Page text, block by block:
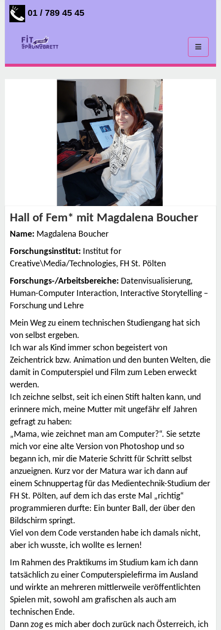
01 / 789 45 45
Toggle
Hall of Fem* mit Magdalena Boucher
Name: Magdalena Boucher
Forschungsinstitut: Institut for
Creative\Media/Technologies, FH St. Pölten
Forschungs-/Arbeitsbereiche: Datenvisualisierung,
Human-Computer Interaction, Interactive Storytelling –
Forschung und Lehre
Mein Weg zu einem technischen Studiengang hat sich
von selbst ergeben.
Ich war als Kind immer schon begeistert von
Zeichentrick bzw. Animation und den bunten Welten, die
damit in Computerspiel und Film zum Leben erweckt
werden.
Ich zeichne selbst, seit ich einen Stift halten kann, und
erinnere mich, meine Mutter mit ungefähr elf Jahren
gefragt zu haben:
„Mama, wie zeichnet man am Computer?“. Sie setzte
mich vor eine alte Version von Photoshop und so
begann ich, mir die Materie Schritt für Schritt selbst
anzueignen. Kurz vor der Matura war ich dann auf
einem Schnuppertag für das Medientechnik-Studium der
FH St. Pölten, auf dem ich das erste Mal „richtig“
programmieren durfte: Ein bunter Ball, der über den
Bildschirm springt.
Viel von dem Code verstanden habe ich damals nicht,
aber ich wusste, ich wollte es lernen!
Im Rahmen des Praktikums im Studium kam ich dann
tatsächlich zu einer Computerspielefirma im Ausland
und wirkte an mehreren mittlerweile veröffentlichten
Spielen mit, sowohl am grafischen als auch am
technischen Ende.
Dann zog es mich aber doch zurück nach Österreich, ich